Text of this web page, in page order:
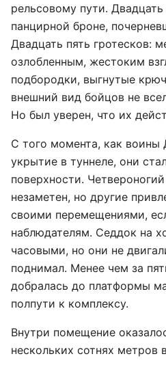
рельсовому пути.
панцирной броне,
Двадцать пять гротесков:
озлобленным, жестоким
подбородки, выгнутые
внешний вид бойцов не
Но был уверен, что их
С того момента, как воины
укрытие в туннеле, они
поверхности.
незаметен, но другие
своими перемещениями,
наблюдателям. Седдок на
часовыми, но они не
поднимал. Менее чем за
добралась до платформы
полпути к комплексу.
Внутри помещение
нескольких сотнях метров